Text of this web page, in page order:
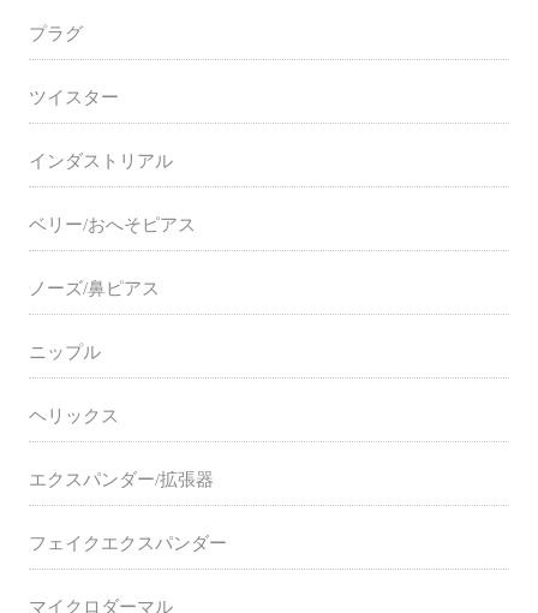
プラグ
ツイスター
インダストリアル
ベリー/おへそピアス
ノーズ/鼻ピアス
ニップル
ヘリックス
エクスパンダー/拡張器
フェイクエクスパンダー
マイクロダーマル